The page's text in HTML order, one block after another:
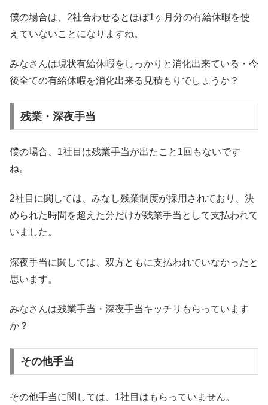
僕の場合は、2社合わせるとほぼ1ヶ月分の有給休暇を使
えていないことになりますね。
みなさんは現状有給休暇をしっかりと消化出来ている・今
後全ての有給休暇を消化出来る見積もりでしょうか？
残業・深夜手当
僕の場合、1社目は残業手当が出たこと1回もないです
ね。
2社目に関しては、みなし残業制度が採用されており、決
められた時間を超えた分だけが残業手当として支払われて
いました。
深夜手当に関しては、双方ともに支払われていなかったと
思います。
みなさんは残業手当・深夜手当キッチリもらっています
か？
その他手当
その他手当に関しては、1社目はもらっていません。